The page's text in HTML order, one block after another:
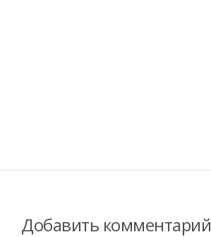
Добавить комментарий